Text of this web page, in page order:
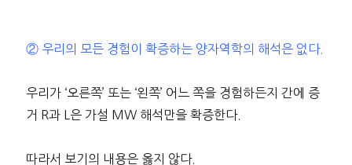
② 우리의 모든 경험이 확증하는 양자역학의 해석은 없다.
우리가 ‘오른쪽’ 또는 ‘왼쪽’ 어느 쪽을 경험하든지 간에 증
거 R과 L은 가설 MW 해석만을 확증한다.
따라서 보기의 내용은 옳지 않다.